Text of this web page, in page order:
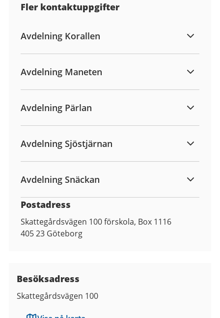
Fler kontaktuppgifter
Avdelning Korallen
Avdelning Maneten
Avdelning Pärlan
Avdelning Sjöstjärnan
Avdelning Snäckan
Postadress
Skattegårdsvägen 100 förskola, Box 1116
405 23 Göteborg
Besöksadress
Skattegårdsvägen 100